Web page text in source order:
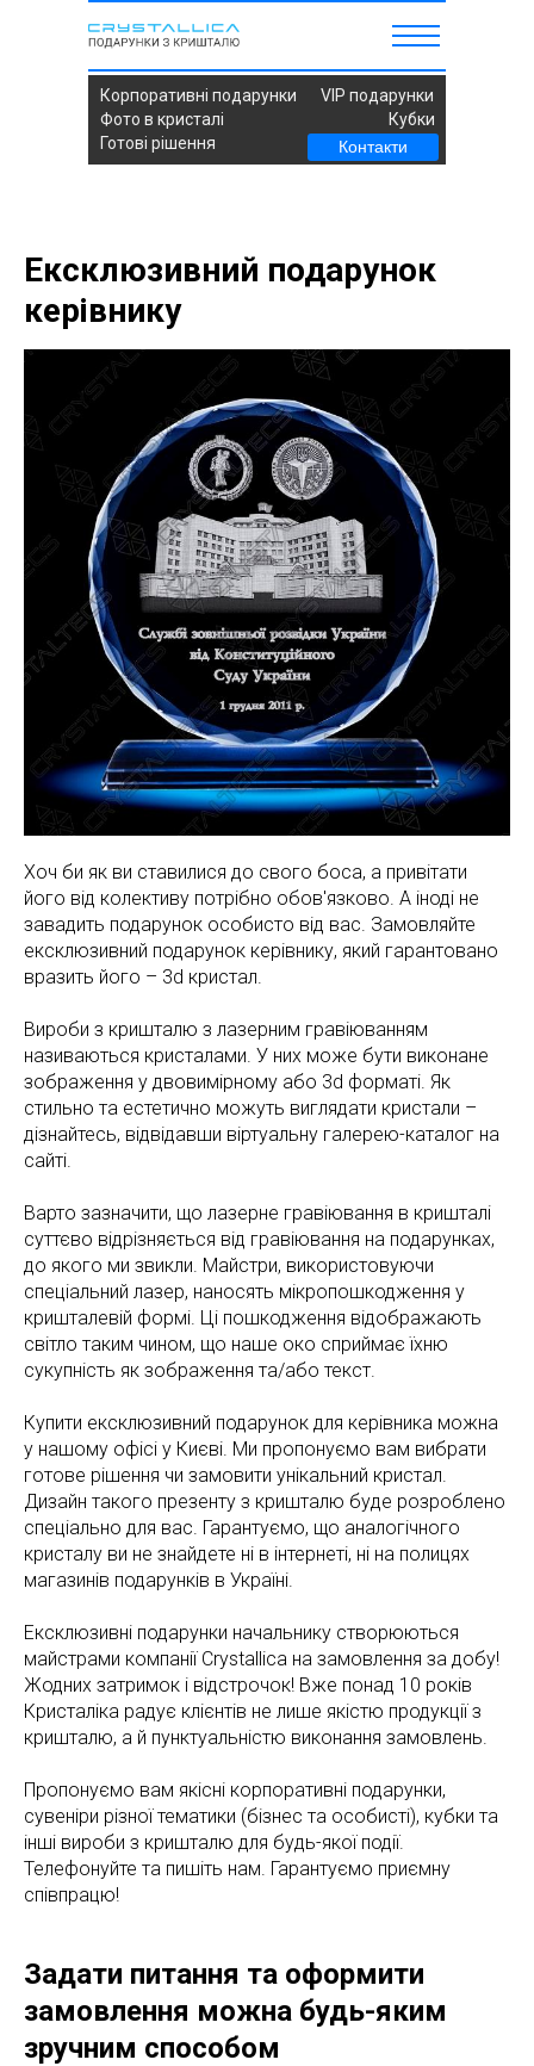
Корпоративні подарунки
Кубки
VIP подарунки
Фото в кристалі
Готові рішення
Контакти
Ексклюзивний подарунок
керівнику
Хоч би як ви ставилися до свого боса, а привітати
його від колективу потрібно обов'язково. А іноді не
завадить подарунок особисто від вас. Замовляйте
ексклюзивний подарунок керівнику, який гарантовано
вразить його – 3d кристал.
Вироби з кришталю з лазерним гравіюванням
називаються кристалами. У них може бути виконане
зображення у двовимірному або 3d форматі. Як
стильно та естетично можуть виглядати кристали –
дізнайтесь, відвідавши віртуальну галерею-каталог на
сайті.
Варто зазначити, що лазерне гравіювання в кришталі
суттєво відрізняється від гравіювання на подарунках,
до якого ми звикли. Майстри, використовуючи
спеціальний лазер, наносять мікропошкодження у
кришталевій формі. Ці пошкодження відображають
світло таким чином, що наше око сприймає їхню
сукупність як зображення та/або текст.
Купити ексклюзивний подарунок для керівника можна
у нашому офісі у Києві. Ми пропонуємо вам вибрати
готове рішення чи замовити унікальний кристал.
Дизайн такого презенту з кришталю буде розроблено
спеціально для вас. Гарантуємо, що аналогічного
кристалу ви не знайдете ні в інтернеті, ні на полицях
магазинів подарунків в Україні.
Ексклюзивні подарунки начальнику створюються
майстрами компанії Crystallica на замовлення за добу!
Жодних затримок і відстрочок! Вже понад 10 років
Кристаліка радує клієнтів не лише якістю продукції з
кришталю, а й пунктуальністю виконання замовлень.
Пропонуємо вам якісні корпоративні подарунки,
сувеніри різної тематики (бізнес та особисті), кубки та
інші вироби з кришталю для будь-якої події.
Телефонуйте та пишіть нам. Гарантуємо приємну
співпрацю!
Задати питання та оформити
замовлення можна будь-яким
зручним способом